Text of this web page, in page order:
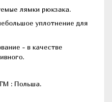
лямки рюкзака.
уплотнение для
- в качестве
: Польша.